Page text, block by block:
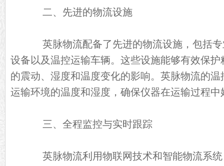
二、先进的物流设施
英脉物流配备了先进的物流设施，包括专
设备以及温控运输车辆。这些设施能够有效保
的震动、湿度和温度变化的影响。英脉物流的
运输环境的温度和湿度，确保仪器在运输过程
三、全程监控与实时跟踪
英脉物流利用物联网技术和智能物流系统